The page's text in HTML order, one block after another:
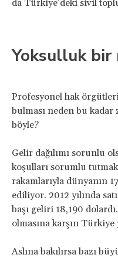
da Türkiye’deki sivil
Yoksulluk bir
Profesyonel hak
bulması neden bu
böyle?
Gelir dağılımı sorunlu
koşulları sorumlu
rakamlarıyla dünyanın
ediliyor. 2012 yılında
başı geliri 18,190
olmasına karşın
Aslına bakılırsa bazı